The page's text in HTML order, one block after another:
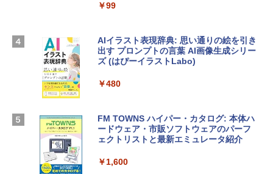
スプレイ、16GBユニファイドメモリ、1
D - ミッドナイト
￥278,800
SSD インテル Core 5
￥129,800
Microsoft Office Home & Business 202
4(最新 永続版)|オンラインコード版|Wind
Windows版 | Minecraft (マインクラフ
ト): Java & Bedrock Edition | オンライ
￥99
AIイラスト表現辞典: 思い通りの絵を引き
出す プロンプトの言葉 AI画像生成シリー
ズ (はぴーイラストLabo)
￥480
FM TOWNS ハイパー・カタログ: 本体ハ
ードウェア・市販ソフトウェアのパーフ
ェクトリストと最新エミュレータ紹介
￥1,600